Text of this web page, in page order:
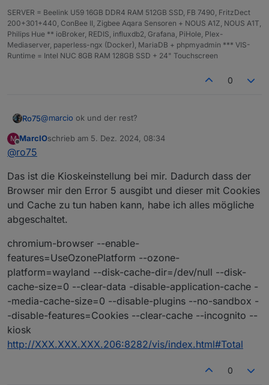
VERSION_ID="12"
VERSION="12 (bookworm)"
VERSION_CODENAME=bookworm
ID=raspbian
ID_LIKE=debian
SUPPORT_URL="http://www.raspbian.org/
       Icon name: computer
Machine ID:
Boot ID:
SERVER = Beelink U59 16GB DDR4 RAM 512GB SSD, FB 7490, FritzDect
200+301+440, ConBee II, Zigbee Aqara Sensoren + NOUS A1Z, NOUS A1T,
Philips Hue ** ioBroker, REDIS, influxdb2, Grafana, PiHole, Plex-
Mediaserver, paperless-ngx (Docker), MariaDB + phpmyadmin *** VIS-
Runtime = Intel NUC 8GB RAM 128GB SSD + 24" Touchscreen
0
Ro75@marcio ok und der rest?
Ro75.
M
Offline
MarcIOschrieb am 5. Dez. 2024, 08:34
zuletzt editiert von
@ro75
Das ist die Kioskeinstellung bei mir. Dadurch dass der
Browser mir den Error 5 ausgibt und dieser mit Cookies
und Cache zu tun haben kann, habe ich alles mögliche
abgeschaltet.
chromium-browser --enable-
features=UseOzonePlatform --ozone-
platform=wayland --disk-cache-dir=/dev/null --disk-
cache-size=0 --clear-data -disable-application-cache -
-media-cache-size=0 --disable-plugins --no-sandbox -
-disable-features=Cookies --clear-cache --incognito --
kiosk
http://XXX.XXX.XXX.206:8282/vis/index.html#Total
0